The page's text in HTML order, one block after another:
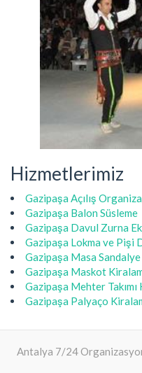
Hizmetlerimiz
Gazipaşa Açılış
Gazipaşa Balon Süsleme
Gazipaşa Davul Zurna
Gazipaşa Lokma ve Pişi
Gazipaşa Masa
Gazipaşa Maskot
Gazipaşa Mehter
Gazipaşa Palyaço
Antalya 7/24